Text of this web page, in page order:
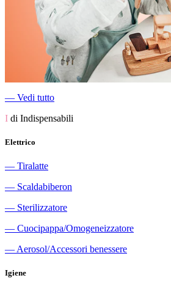
― Vedi tutto
I di Indispensabili
Elettrico
― Tiralatte
― Scaldabiberon
― Sterilizzatore
― Cuocipappa/Omogeneizzatore
― Aerosol/Accessori benessere
Igiene